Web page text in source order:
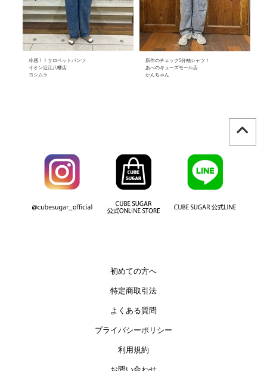
冷感！！サロペットパンツ
イオン近江八幡店
ヨシムラ
新作のチェック5分袖シャツ！
あべのキューズモール店
かんちゃん
初めての方へ
特定商取引法
よくある質問
プライバシーポリシー
利用規約